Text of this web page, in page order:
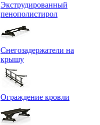
Экструдированный
пенополистирол
Снегозадержатели на
крышу
Ограждение кровли